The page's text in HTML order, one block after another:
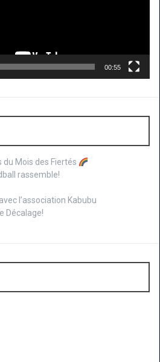
00:55
du Mois des Fiertés
rassemble!
l’association Kabubu
Décalage!